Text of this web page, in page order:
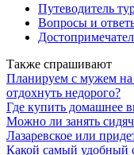
Путеводитель
Вопросы и
Также спрашивают
Планируем с мужем на
отдохнуть недорого?
Где купить домашнее
Можно ли занять
Лазаревское или
Какой самый удобный